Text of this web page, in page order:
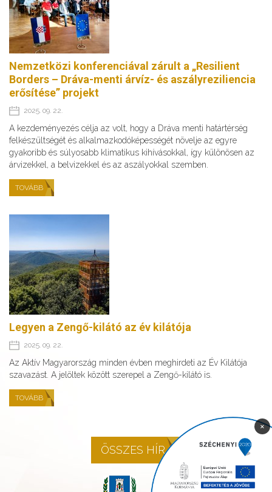
Nemzetközi konferenciával zárult a „Resilient
Borders – Dráva-menti árvíz- és aszályreziliencia
erősítése” projekt
2025. 09. 22.
A kezdeményezés célja az volt, hogy a Dráva menti határtérség
felkészültségét és alkalmazkodóképességét növelje az egyre
gyakoribb és súlyosabb klimatikus kihívásokkal, így különösen az
árvizekkel, a belvizekkel és az aszályokkal szemben.
TOVÁBB
Legyen a Zengő-kilátó az év kilátója
2025. 09. 22.
Az Aktív Magyarország minden évben meghirdeti az Év Kilátója
szavazást. A jelöltek között szerepel a Zengő-kilátó is.
TOVÁBB
ÖSSZES HÍR
×